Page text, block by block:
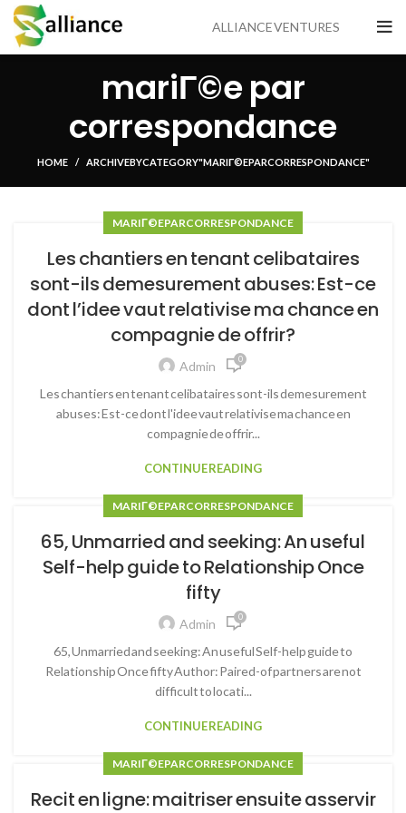
ALLIANCE VENTURES
mariГ©e par
correspondance
HOME ARCHIVE BY CATEGORY "MARIГ©E PAR CORRESPONDANCE"
MARIГ©E PAR CORRESPONDANCE
Les chantiers en tenant celibataires
sont-ils demesurement abuses: Est-ce
dont l’idee vaut relativise ma chance en
compagnie de offrir?
Admin 0
Les chantiers en tenant celibataires sont-ils demesurement
abuses: Est-ce dont l'idee vaut relativise ma chance en
compagnie de offrir...
CONTINUE READING
MARIГ©E PAR CORRESPONDANCE
65, Unmarried and seeking: An useful
Self-help guide to Relationship Once
fifty
Admin 0
65, Unmarried and seeking: An useful Self-help guide to
Relationship Once fifty Author: Paired-of partners are not
difficult to locati...
CONTINUE READING
MARIГ©E PAR CORRESPONDANCE
Recit en ligne: maitriser ensuite asservir